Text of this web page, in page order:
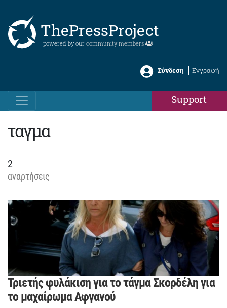
ThePressProject
powered by our community members
Σύνδεση Εγγραφή
Support
ταγμα
2
αναρτήσεις
Τριετής φυλάκιση για το τάγμα Σκορδέλη για
το μαχαίρωμα Αφγανού